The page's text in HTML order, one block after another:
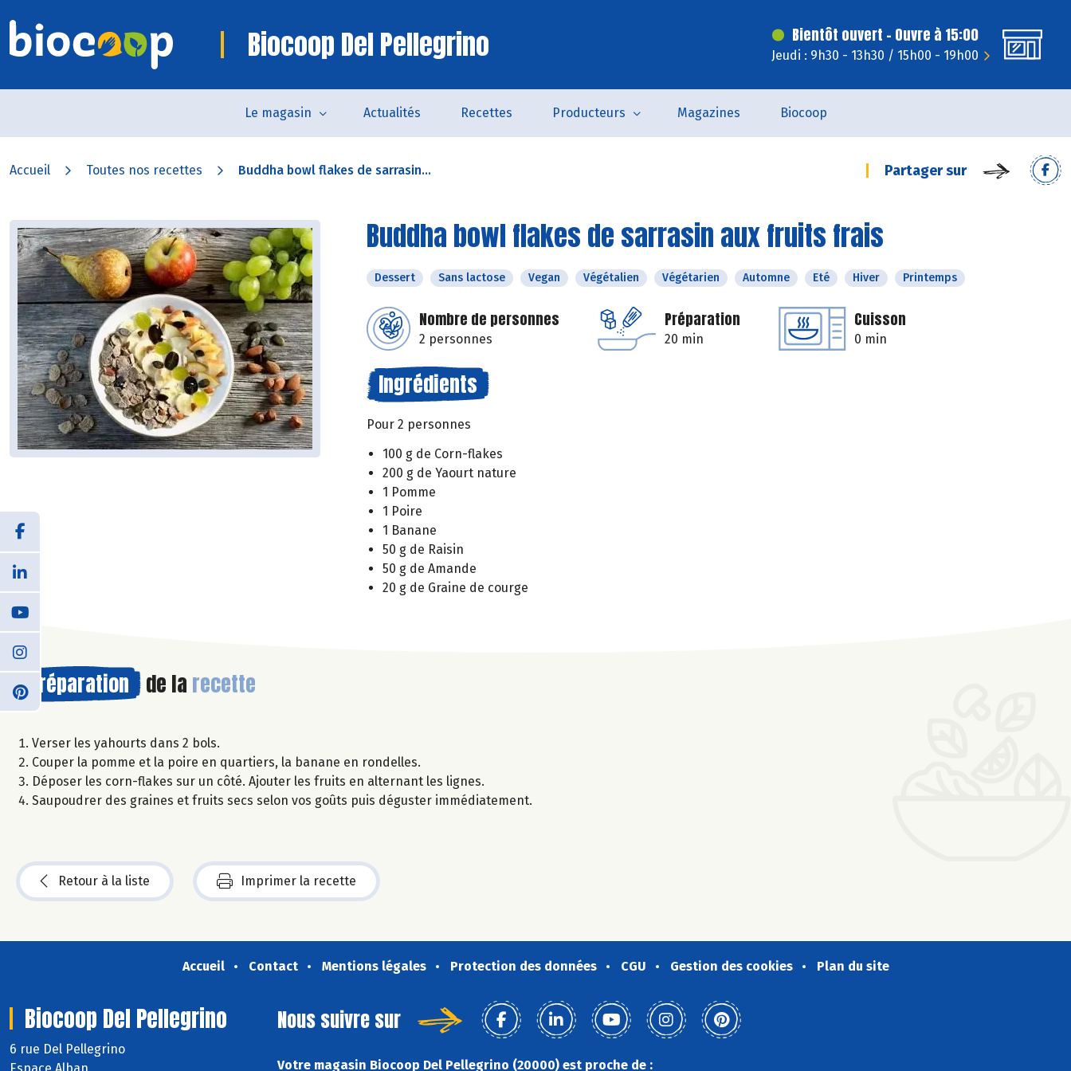
Biocoop Del Pellegrino Bientôt ouvert - Ouvre à 15:00
Jeudi : 9h30 - 13h30 / 15h00 - 19h00
Le magasin Actualités Recettes Producteurs Magazines Biocoop
Accueil Toutes nos recettes Buddha bowl flakes de sarrasin... Partager sur
Buddha bowl flakes de sarrasin aux fruits frais
Dessert Sans lactose Vegan Végétalien Végétarien Automne Eté Hiver Printemps
Nombre de personnes
2 personnes
Préparation
20 min
Cuisson
0 min
Ingrédients
Pour 2 personnes
100 g de Corn-flakes
200 g de Yaourt nature
1 Pomme
1 Poire
1 Banane
50 g de Raisin
50 g de Amande
20 g de Graine de courge
Préparation de la recette
Verser les yahourts dans 2 bols.
Couper la pomme et la poire en quartiers, la banane en rondelles.
Déposer les corn-flakes sur un côté. Ajouter les fruits en alternant les lignes.
Saupoudrer des graines et fruits secs selon vos goûts puis déguster immédiatement.
Retour à la liste Imprimer la recette
Accueil Contact Mentions légales Protection des données CGU Gestion des cookies Plan du site
Biocoop Del Pellegrino
6 rue Del Pellegrino
Espace Alban
Nous suivre sur
Votre magasin Biocoop Del Pellegrino (20000) est proche de :